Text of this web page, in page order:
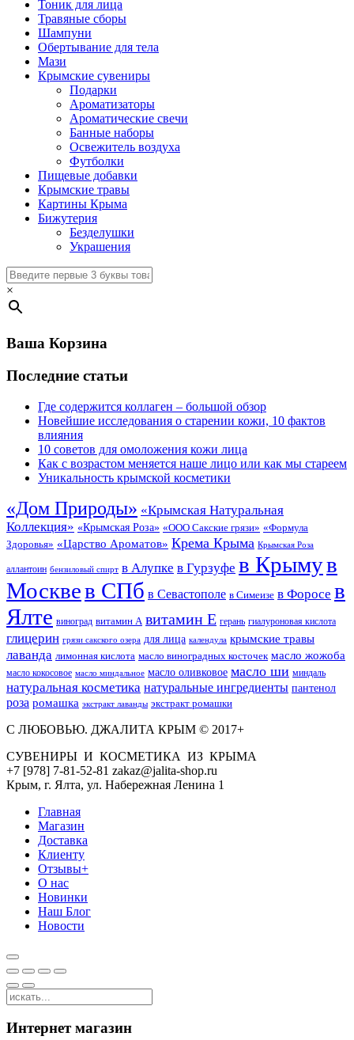
Тоник для лица
Травяные сборы
Шампуни
Обертывание для тела
Мази
Крымские сувениры
Подарки
Ароматизаторы
Ароматические свечи
Банные наборы
Освежитель воздуха
Футболки
Пищевые добавки
Крымские травы
Картины Крыма
Бижутерия
Безделушки
Украшения
×
Ваша Корзина
Последние статьи
Где содержится коллаген – большой обзор
Новейшие исследования о старении кожи, 10 фактов
влияния
10 советов для омоложения кожи лица
Как с возрастом меняется наше лицо или как мы стареем
Уникальность крымской косметики
«Дом Природы» «Крымская Натуральная
Коллекция» «Крымская Роза» «ООО Сакские грязи» «Формула
Здоровья» «Царство Ароматов» Крема Крыма Крымская Роза
аллантоин бензиловый спирт в Алупке в Гурзуфе в Крымув
Москвев СПб в Севастополе в Симеизе в Форосе в
Ялте виноград витамин А витамин Е герань гиалуроновая кислота
глицерин грязи сакского озера для лица календула крымские травы
лаванда лимонная кислота масло виноградных косточек масло жожоба
масло кокосовое масло миндальное масло оливковое масло ши миндаль
натуральная косметика натуральные ингредиенты пантенол
роза ромашка экстракт лаванды экстракт ромашки
С ЛЮБОВЬЮ. ДЖАЛИТА КРЫМ © 2017+
СУВЕНИРЫ И КОСМЕТИКА ИЗ КРЫМА
+7 [978] 7-81-52-81 zakaz@jalita-shop.ru
Крым, г. Ялта, ул. Набережная Ленина 1
Главная
Магазин
Доставка
Клиенту
Отзывы+
О нас
Новинки
Наш Блог
Новости
Интернет магазин